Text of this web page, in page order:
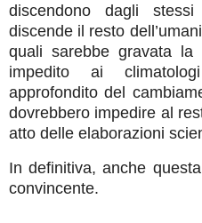
discendono dagli
discende il resto
quali sarebbe gravata la
impedito ai
approfondito del
dovrebbero impedire al
atto delle elaborazioni
In definitiva, anche
convincente.